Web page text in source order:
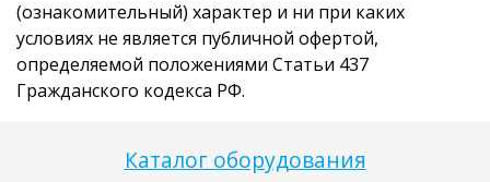
Каталог оборудования
(ознакомительный) характер и ни при каких
условиях не является публичной офертой,
определяемой положениями Статьи 437
Гражданского кодекса РФ.